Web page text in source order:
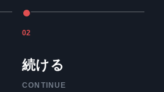
02
続ける
CONTINUE